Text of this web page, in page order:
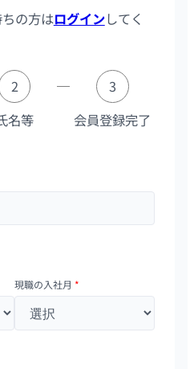
の方はログインしてく
2
名等
3
会員登録完了
現職の入社月 *